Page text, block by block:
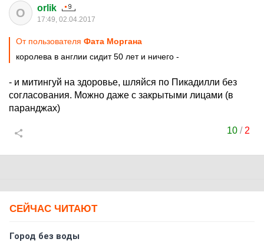
O orlik
17:49, 02.04.2017
От пользователя Фата Моргана
королева в англии сидит 50 лет и ничего -
- и митингуй на здоровье, шляйся по Пикадилли без
согласования. Можно даже с закрытыми лицами (в
паранджах)
10 / 2
СЕЙЧАС ЧИТАЮТ
Город без воды